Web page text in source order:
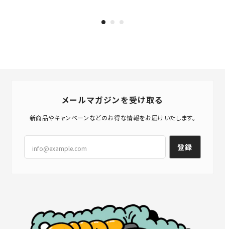
メールマガジンを受け取る
新商品やキャンペーンなどのお得な情報をお届けいたします。
登録